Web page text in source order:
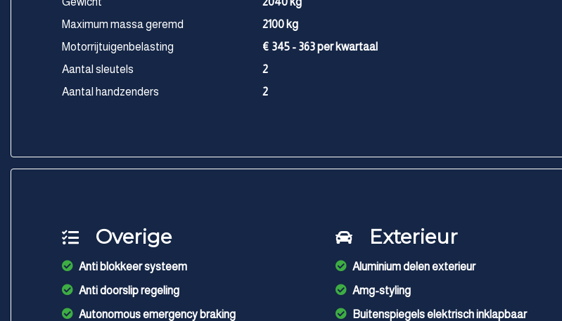
Maximum massa geremd
2100 kg
Motorrijtuigenbelasting
€ 345 - 363 per kwartaal
Aantal sleutels
2
Aantal handzenders
2
Overige
Anti blokkeer systeem
Anti doorslip regeling
Autonomous emergency braking
Exterieur
Aluminium delen exterieur
Amg-styling
Buitenspiegels elektrisch inklapbaar